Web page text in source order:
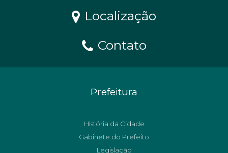
Localização
Contato
Prefeitura
História da Cidade
Gabinete do Prefeito
Legislação